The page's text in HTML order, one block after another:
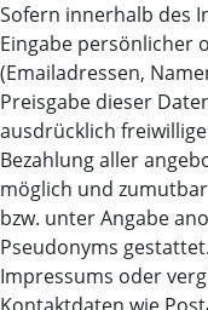
Sofern innerhalb des
Eingabe persönlicher
(Emailadressen,
Preisgabe dieser
ausdrücklich
Bezahlung aller
möglich und
bzw. unter Angabe
Pseudonyms
Impressums oder